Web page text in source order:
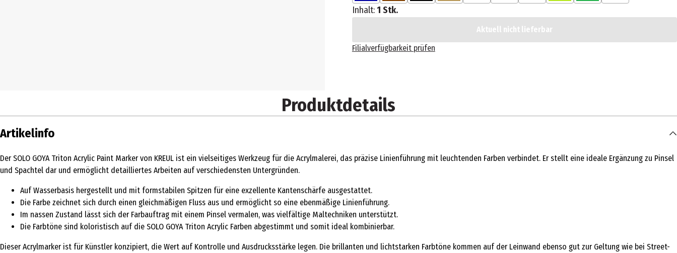
Inhalt:1 Stk.
Aktuell nicht lieferbar
Filialverfügbarkeit prüfen
Produktdetails
Artikelinfo
Der SOLO GOYA Triton Acrylic Paint Marker von KREUL ist ein vielseitiges Werkzeug für die Acrylmalerei, das präzise Linienführung mit leuchtenden Farben verbindet. Er stellt eine ideale Ergänzung zu Pinsel
und Spachtel dar und ermöglicht detailliertes Arbeiten auf verschiedensten Untergründen.
Auf Wasserbasis hergestellt und mit formstabilen Spitzen für eine exzellente Kantenschärfe ausgestattet.
Die Farbe zeichnet sich durch einen gleichmäßigen Fluss aus und ermöglicht so eine ebenmäßige Linienführung.
Im nassen Zustand lässt sich der Farbauftrag mit einem Pinsel vermalen, was vielfältige Maltechniken unterstützt.
Die Farbtöne sind koloristisch auf die SOLO GOYA Triton Acrylic Farben abgestimmt und somit ideal kombinierbar.
Dieser Acrylmarker ist für Künstler konzipiert, die Wert auf Kontrolle und Ausdrucksstärke legen. Die brillanten und lichtstarken Farbtöne kommen auf der Leinwand ebenso gut zur Geltung wie bei Street-